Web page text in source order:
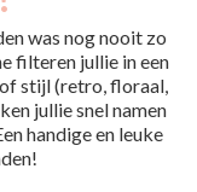
was nog nooit zo
filteren jullie in een
stijl (retro, floraal,
jullie snel namen
handige en leuke